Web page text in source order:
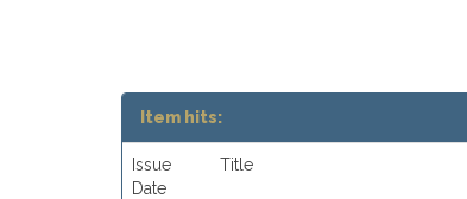
Item hits:
Issue
Date
Title